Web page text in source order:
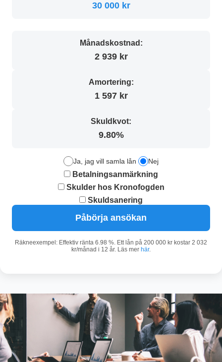
30 000 kr
Månadskostnad:
2 939 kr
Amortering:
1 597 kr
Skuldkvot:
9.80%
Ja, jag vill samla lån Nej
Betalningsanmärkning
Skulder hos Kronofogden
Skuldsanering
Påbörja ansökan
Räkneexempel: Effektiv ränta 6.98 %. Ett lån på 200 000 kr kostar 2 032
kr/månad i 12 år. Läs mer här.